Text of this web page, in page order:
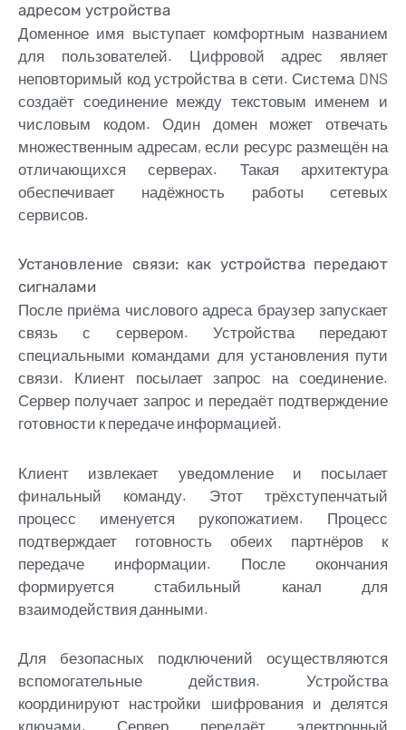
адресом устройства
Доменное имя выступает комфортным названием
для пользователей. Цифровой адрес являет
неповторимый код устройства в сети. Система DNS
создаёт соединение между текстовым именем и
числовым кодом. Один домен может отвечать
множественным адресам, если ресурс размещён на
отличающихся серверах. Такая архитектура
обеспечивает надёжность работы сетевых
сервисов.
Установление связи: как устройства передают
сигналами
После приёма числового адреса браузер запускает
связь с сервером. Устройства передают
специальными командами для установления пути
связи. Клиент посылает запрос на соединение.
Сервер получает запрос и передаёт подтверждение
готовности к передаче информацией.
Клиент извлекает уведомление и посылает
финальный команду. Этот трёхступенчатый
процесс именуется рукопожатием. Процесс
подтверждает готовность обеих партнёров к
передаче информации. После окончания
формируется стабильный канал для
взаимодействия данными.
Для безопасных подключений осуществляются
вспомогательные действия. Устройства
координируют настройки шифрования и делятся
ключами. Сервер передаёт электронный